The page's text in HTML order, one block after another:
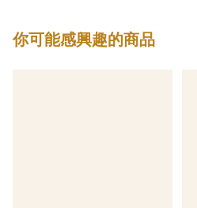
你可能感興趣的商品